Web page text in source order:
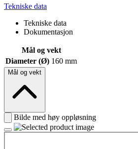
Tekniske data
Tekniske data
Dokumentasjon
Mål og vekt
Diameter (Ø) 160 mm
Mål og vekt
Bilde med høy oppløsning